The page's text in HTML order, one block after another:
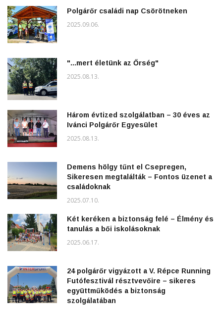
Polgárőr családi nap Csörötneken
2025.09.06.
"...mert életünk az Őrség"
2025.08.13.
Három évtized szolgálatban – 30 éves az
Ivánci Polgárőr Egyesület
2025.08.13.
Demens hölgy tűnt el Csepregen,
Sikeresen megtalálták – Fontos üzenet a
családoknak
2025.07.10.
Két keréken a biztonság felé – Élmény és
tanulás a bői iskolásoknak
2025.06.17.
24 polgárőr vigyázott a V. Répce Running
Futófesztivál résztvevőire – sikeres
együttműködés a biztonság
szolgálatában